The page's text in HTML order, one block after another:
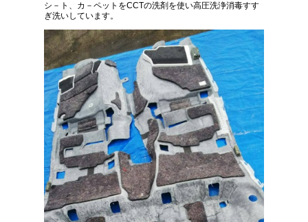
シ－ト、カ－ペットをCCTの洗剤を使い高圧洗浄消毒すす
ぎ洗いしています。